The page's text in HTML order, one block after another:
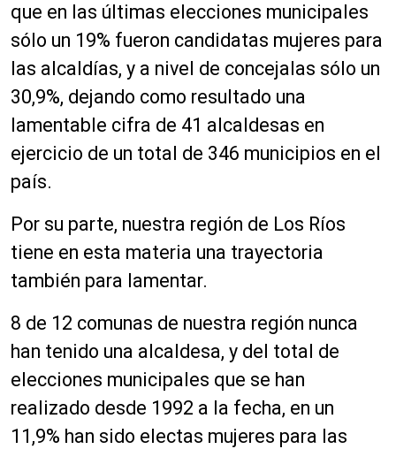
que en las últimas elecciones municipales
sólo un 19% fueron candidatas mujeres para
las alcaldías, y a nivel de concejalas sólo un
30,9%, dejando como resultado una
lamentable cifra de 41 alcaldesas en
ejercicio de un total de 346 municipios en el
país.
Por su parte, nuestra región de Los Ríos
tiene en esta materia una trayectoria
también para lamentar.
8 de 12 comunas de nuestra región nunca
han tenido una alcaldesa, y del total de
elecciones municipales que se han
realizado desde 1992 a la fecha, en un
11,9% han sido electas mujeres para las